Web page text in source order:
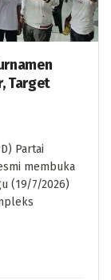
Target
Partai
membuka
(19/7/2026)